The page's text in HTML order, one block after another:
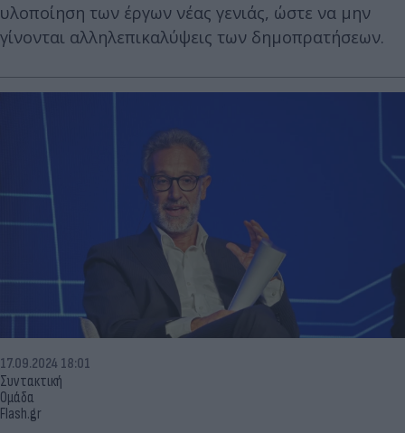
υλοποίηση των έργων νέας γενιάς, ώστε να μην
γίνονται αλληλεπικαλύψεις των δημοπρατήσεων.
Συντακτική
Ομάδα
Flash.gr
17.09.2024 18:01